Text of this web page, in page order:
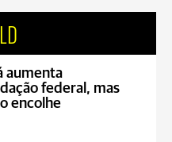
aumenta
federal, mas
encolhe